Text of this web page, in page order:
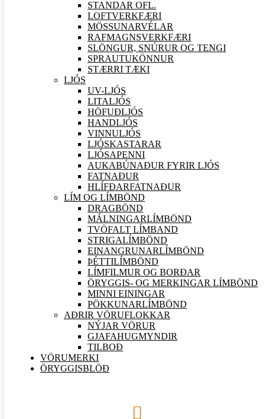
STANDAR OFL.
LOFTVERKFÆRI
MÖSSUNARVÉLAR
RAFMAGNSVERKFÆRI
SLÖNGUR, SNÚRUR OG TENGI
SPRAUTUKÖNNUR
STÆRRI TÆKI
LJÓS
UV-LJÓS
LITALJÓS
HÖFUÐLJÓS
HANDLJÓS
VINNULJÓS
LJÓSKASTARAR
LJÓSAPENNI
AUKABÚNAÐUR FYRIR LJÓS
FATNAÐUR
HLÍFÐARFATNAÐUR
LÍM OG LÍMBÖND
DRAGBÖND
MÁLNINGARLÍMBÖND
TVÖFALT LÍMBAND
STRIGALÍMBÖND
EINANGRUNARLÍMBÖND
ÞÉTTILÍMBÖND
LÍMFILMUR OG BORÐAR
ÖRYGGIS- OG MERKINGAR LÍMBÖND
MINNI EININGAR
PÖKKUNARLÍMBÖND
AÐRIR VÖRUFLOKKAR
NÝJAR VÖRUR
GJAFAHUGMYNDIR
TILBOÐ
VÖRUMERKI
ÖRYGGISBLÖÐ
